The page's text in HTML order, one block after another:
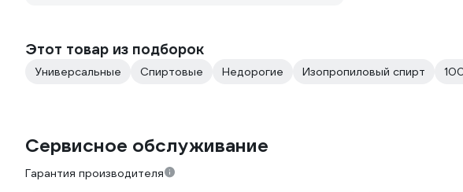
Этот товар из подборок
Универсальные Спиртовые Недорогие Изопропиловый спирт
Сервисное обслуживание
Гарантия производителя